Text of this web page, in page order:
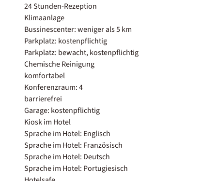
24 Stunden-Rezeption
Klimaanlage
Bussinescenter: weniger als 5 km
Parkplatz: kostenpflichtig
Parkplatz: bewacht, kostenpflichtig
Chemische Reinigung
komfortabel
Konferenzraum: 4
barrierefrei
Garage: kostenpflichtig
Kiosk im Hotel
Sprache im Hotel: Englisch
Sprache im Hotel: Französisch
Sprache im Hotel: Deutsch
Sprache im Hotel: Portugiesisch